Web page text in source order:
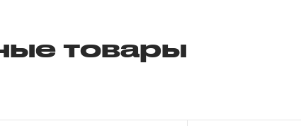
2.1 На инструмент, имеющий в
товары